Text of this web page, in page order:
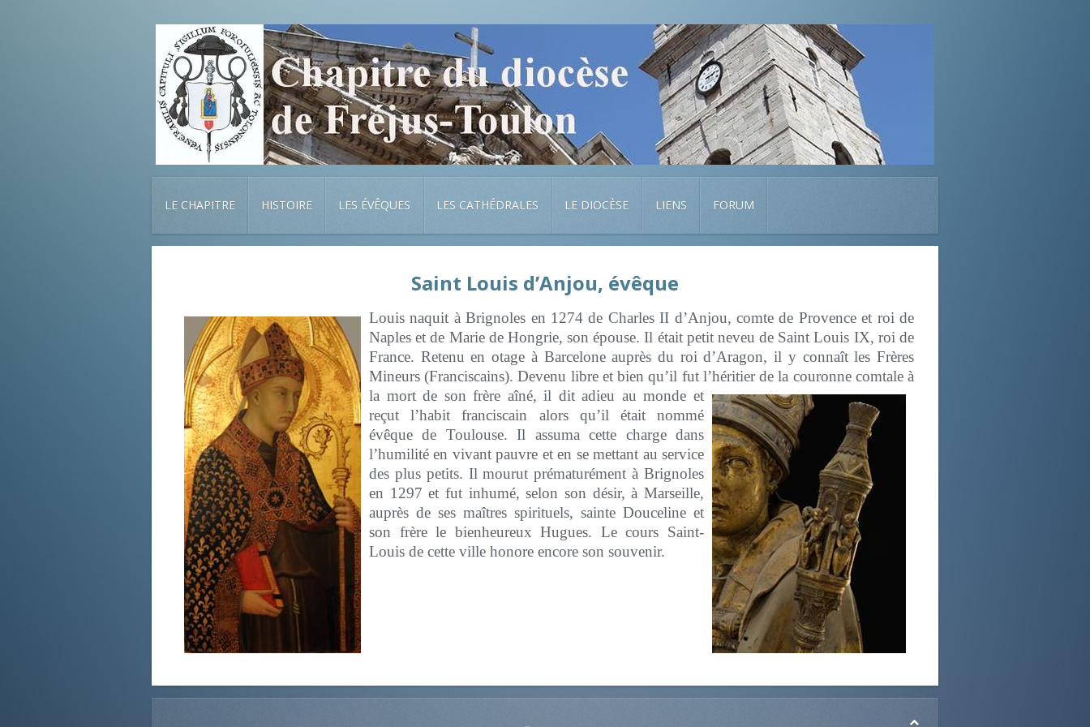
LE CHAPITRE HISTOIRE LES ÉVÊQUES LES CATHÉDRALES LE DIOCÈSE LIENS FORUM
Saint Louis d’Anjou, évêque
Louis naquit à Brignoles en 1274 de Charles II d’Anjou, comte de Provence et roi de
Naples et de Marie de Hongrie, son épouse. Il était petit neveu de Saint Louis IX, roi de
France. Retenu en otage à Barcelone auprès du roi d’Aragon, il y connaît les Frères
Mineurs (Franciscains). Devenu libre et bien qu’il fut l’héritier de la couronne comtale à
la mort de son frère aîné,il dit adieu au monde et
reçut l’habit franciscain alors qu’il était nommé
évêque de Toulouse. Il assuma cette charge dans
l’humilité en vivant pauvre et en se mettant au service
des plus petits. Il mourut prématurément à Brignoles
en 1297 et fut inhumé, selon son désir, à Marseille,
auprès de ses maîtres spirituels, sainte Douceline et
son frère le bienheureux Hugues. Le cours Saint-
Louis de cette ville honore encore son souvenir.